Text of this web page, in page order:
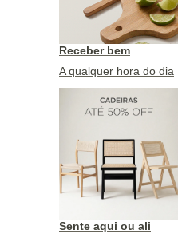
Receber bem
A qualquer hora do dia
Sente aqui ou ali